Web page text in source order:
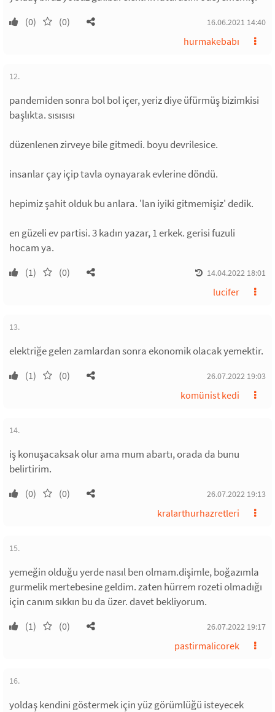
(0) (0) 16.06.2021 14:40
hurmakebabı
12.
pandemiden sonra bol bol içer, yeriz diye üfürmüş bizimkisi
başlıkta. sısısısı
düzenlenen zirveye bile gitmedi. boyu devrilesice.
insanlar çay içip tavla oynayarak evlerine döndü.
hepimiz şahit olduk bu anlara. 'lan iyiki gitmemişiz' dedik.
en güzeli ev partisi. 3 kadın yazar, 1 erkek. gerisi fuzuli
hocam ya.
(1) (0) 14.04.2022 18:01
lucifer
13.
elektriğe gelen zamlardan sonra ekonomik olacak yemektir.
(1) (0) 26.07.2022 19:03
komünist kedi
14.
iş konuşacaksak olur ama mum abartı, orada da bunu
belirtirim.
(0) (0) 26.07.2022 19:13
kralarthurhazretleri
15.
yemeğin olduğu yerde nasıl ben olmam.dişimle, boğazımla
gurmelik mertebesine geldim. zaten hürrem rozeti olmadığı
için canım sıkkın bu da üzer. davet bekliyorum.
(1) (0) 26.07.2022 19:17
pastirmalicorek
16.
yoldaş kendini göstermek için yüz görümlüğü isteyecek